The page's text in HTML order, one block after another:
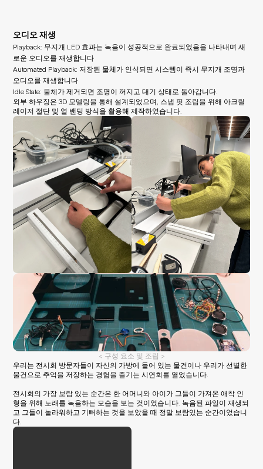
오디오 재생
Playback: 무지개 LED 효과는 녹음이 성공적으로 완료되었음을 나타내며 새
로운 오디오를 재생합니다
Automated Playback: 저장된 물체가 인식되면 시스템이 즉시 무지개 조명과
오디오를 재생합니다
Idle State: 물체가 제거되면 조명이 꺼지고 대기 상태로 돌아갑니다.
외부 하우징은 3D 모델링을 통해 설계되었으며, 스냅 핏 조립을 위해 아크릴
레이저 절단 및 열 밴딩 방식을 활용해 제작하였습니다.
< 구성 요소 및 조립 >
우리는 전시회 방문자들이 자신의 가방에 들어 있는 물건이나 우리가 선별한
물건으로 추억을 저장하는 경험을 즐기는 시연회를 열었습니다.
전시회의 가장 보람 있는 순간은 한 어머니와 아이가 그들이 가져온 애착 인
형을 위해 노래를 녹음하는 모습을 보는 것이었습니다. 녹음된 파일이 재생되
고 그들이 놀라워하고 기뻐하는 것을 보았을 때 정말 보람있는 순간이었습니
다.